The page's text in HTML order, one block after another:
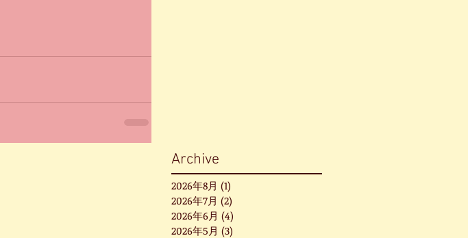
Archive
2026年8月 (1)
2026年7月 (2)
2026年6月 (4)
2026年5月 (3)